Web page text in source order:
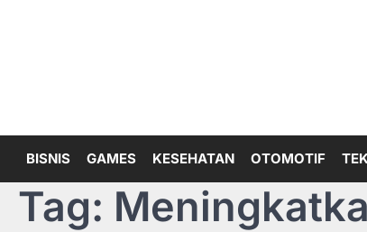
BISNIS GAMES KESEHATAN OTOMOTIF
Tag: